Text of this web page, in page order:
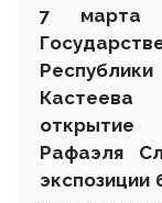
7 марта
Кастеева
Рафаэля
экспозиции